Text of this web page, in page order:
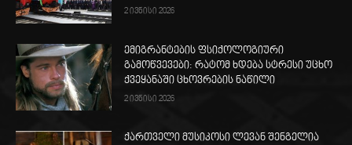
2 ივნისი 2026
ემიგრანტების ფსიქოლოგიური
გამოწვევები: რატომ ხდება სტრესი უცხო
ქვეყანაში ცხოვრების ნაწილი
2 ივნისი 2026
ქართველი მუსიკოსი ლევან შენგელია